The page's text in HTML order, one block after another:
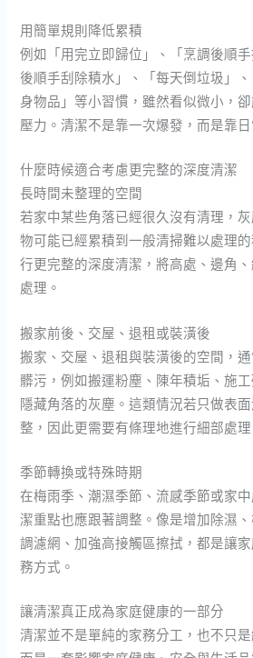
用簡單規則降低累積
例如「用完立即歸位」、「烹調後順
後順手刮除積水」、「每天倒垃圾」
身物品」等小習慣，雖然看似微小，
壓力。清潔不是靠一次爆發，而是靠日
什麼時候適合考慮更完整的深度清潔
長時間未整理的空間
若家中某些角落已經很久沒有清理，
物可能已經累積到一般清掃難以處理
行更完整的深度清潔，將高處、邊角
處理。
搬家前後、交屋、退租或裝潢後
搬家、交屋、退租與裝潢後的空間，
髒污，例如搬運粉塵、陳年積垢、施
隱藏角落的灰塵。這類情況若只做表
整，因此更需要有條理地進行細部處理
季節轉換或特殊時期
在梅雨季、潮濕季節、流感季節或家
潔重點也應跟著調整。像是增加除濕
調濾網、加強高接觸區擦拭，都是讓
務方式。
讓清潔真正成為家庭健康的一部分
清潔並不是單純的家務分工，也不只